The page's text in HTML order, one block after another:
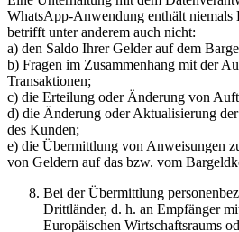
WhatsApp-Anwendung enthält niemals
betrifft unter anderem auch nicht:
a) den Saldo Ihrer Gelder auf dem
b) Fragen im Zusammenhang mit der
Transaktionen;
c) die Erteilung oder Änderung von
d) die Änderung oder Aktualisierung
des Kunden;
e) die Übermittlung von Anweisungen
von Geldern auf das bzw. vom
Bei der Übermittlung
Drittländer, d. h. an Empfänger
Europäischen Wirtschaftsraums